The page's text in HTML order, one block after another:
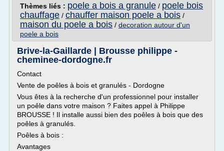
Thèmes liés : poele a bois a granule / poele bois
chauffage / chauffer maison poele a bois /
maison du poele a bois / decoration autour d'un
poele a bois
Brive-la-Gaillarde | Brousse philippe -
cheminee-dordogne.fr
Contact
Vente de poêles à bois et granulés - Dordogne
Vous êtes à la recherche d'un professionnel pour installer
un poêle dans votre maison ? Faites appel à Philippe
BROUSSE ! Il installe aussi bien des poêles à bois que des
poêles à granulés.
Poêles à bois :
Avantages